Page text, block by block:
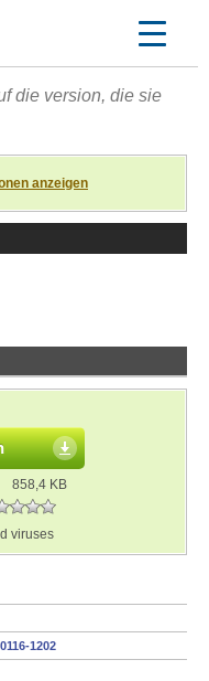
die version, die sie
anzeigen
858,4 KB
viruses
1202